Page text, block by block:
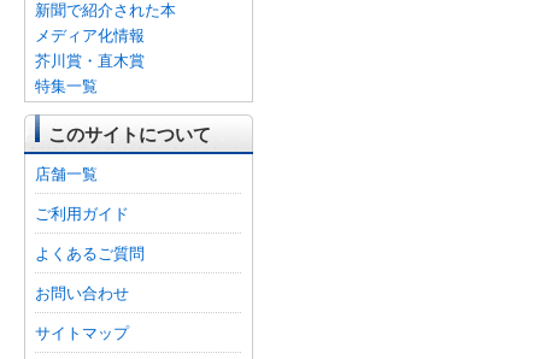
新聞で紹介された本
メディア化情報
芥川賞・直木賞
特集一覧
このサイトについて
店舗一覧
ご利用ガイド
よくあるご質問
お問い合わせ
サイトマップ